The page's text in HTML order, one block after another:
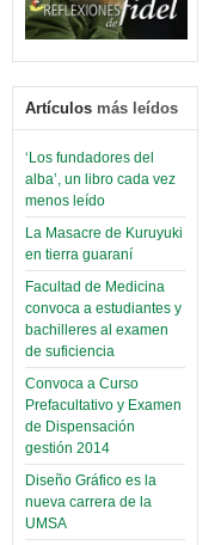
Artículos más leídos
‘Los fundadores del
alba’, un libro cada vez
menos leído
La Masacre de Kuruyuki
en tierra guaraní
Facultad de Medicina
convoca a estudiantes y
bachilleres al examen
de suficiencia
Convoca a Curso
Prefacultativo y Examen
de Dispensación
gestión 2014
Diseño Gráfico es la
nueva carrera de la
UMSA